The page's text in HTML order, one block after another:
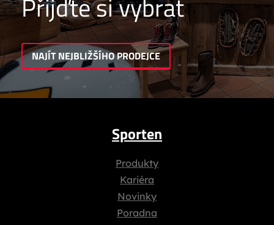
Přijďte si vybrat
NAJÍT NEJBLIŽŠÍHO PRODEJCE
Sporten
Produkty
Kariéra
Novinky
Poradna